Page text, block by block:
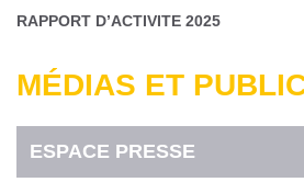
RAPPORT D’ACTIVITE 2025
MÉDIAS ET
ESPACE PRESSE